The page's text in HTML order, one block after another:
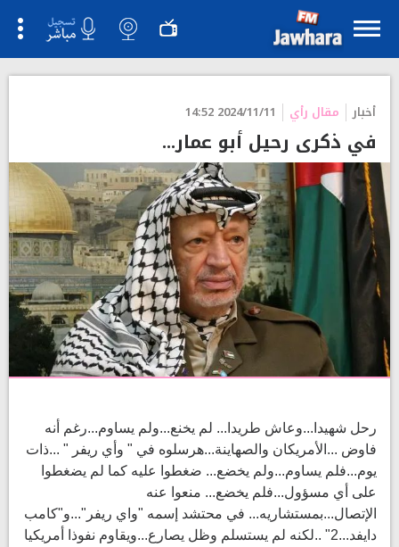
أخبار مقال رأي 2024/11/11 14:52
في ذكرى رحيل أبو عمار...
رحل شهيدا...وعاش طريدا... لم يخنع...ولم يساوم...رغم أنه
فاوض ...الأمريكان والصهاينة...هرسلوه في " وأي ريفر " ...ذات
يوم...فلم يساوم...ولم يخضع... ضغطوا عليه كما لم يضغطوا
على أي مسؤول...فلم يخضع... منعوا عنه
الإتصال...بمستشاريه... في محتشد إسمه "واي ريفر"...و"كامب
دايفد...2" ..لكنه لم يستسلم وظل يصارع...ويقاوم نفوذا أمريكيا